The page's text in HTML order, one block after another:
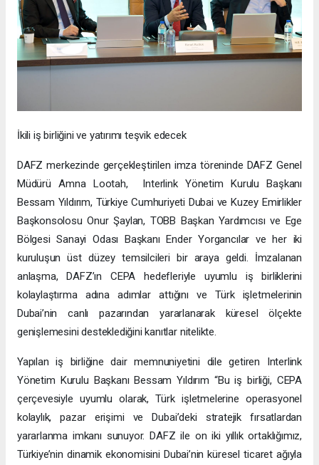
İkili iş birliğini ve yatırımı teşvik edecek
DAFZ merkezinde gerçekleştirilen imza töreninde DAFZ Genel
Müdürü Amna Lootah, Interlink Yönetim Kurulu Başkanı
Bessam Yıldırım, Türkiye Cumhuriyeti Dubai ve Kuzey Emirlikler
Başkonsolosu Onur Şaylan, TOBB Başkan Yardımcısı ve Ege
Bölgesi Sanayi Odası Başkanı Ender Yorgancılar ve her iki
kuruluşun üst düzey temsilcileri bir araya geldi. İmzalanan
anlaşma, DAFZ’ın CEPA hedefleriyle uyumlu iş birliklerini
kolaylaştırma adına adımlar attığını ve Türk işletmelerinin
Dubai’nin canlı pazarından yararlanarak küresel ölçekte
genişlemesini desteklediğini kanıtlar nitelikte.
Yapılan iş birliğine dair memnuniyetini dile getiren Interlink
Yönetim Kurulu Başkanı Bessam Yıldırım “Bu iş birliği, CEPA
çerçevesiyle uyumlu olarak, Türk işletmelerine operasyonel
kolaylık, pazar erişimi ve Dubai’deki stratejik fırsatlardan
yararlanma imkanı sunuyor. DAFZ ile on iki yıllık ortaklığımız,
Türkiye’nin dinamik ekonomisini Dubai’nin küresel ticaret ağıyla